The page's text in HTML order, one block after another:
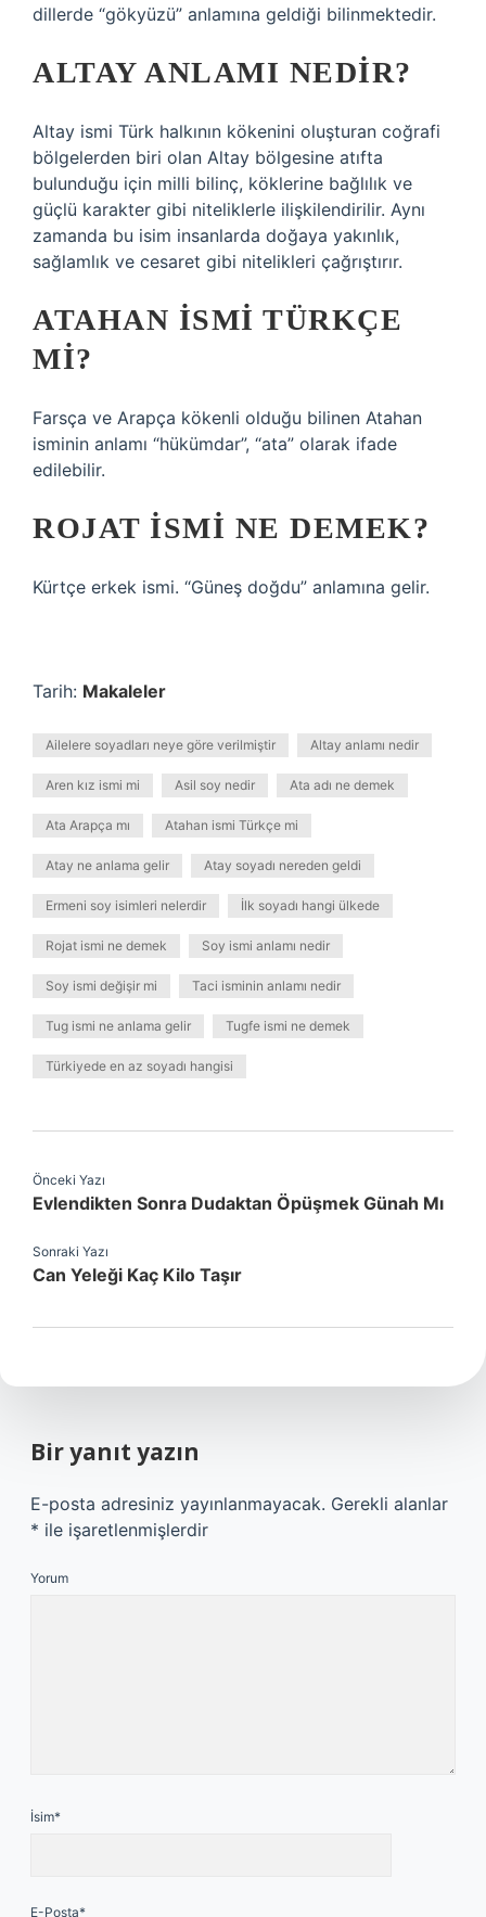
dillerde “gökyüzü” anlamına geldiği bilinmektedir.
ALTAY ANLAMI NEDIR?
Altay ismi Türk halkının kökenini oluşturan coğrafi
bölgelerden biri olan Altay bölgesine atıfta
bulunduğu için milli bilinç, köklerine bağlılık ve
güçlü karakter gibi niteliklerle ilişkilendirilir. Aynı
zamanda bu isim insanlarda doğaya yakınlık,
sağlamlık ve cesaret gibi nitelikleri çağrıştırır.
ATAHAN ISMI TÜRKÇE
MI?
Farsça ve Arapça kökenli olduğu bilinen Atahan
isminin anlamı “hükümdar”, “ata” olarak ifade
edilebilir.
ROJAT ISMI NE DEMEK?
Kürtçe erkek ismi. “Güneş doğdu” anlamına gelir.
Tarih: Makaleler
Ailelere soyadları neye göre verilmiştir Altay anlamı nedir
Aren kız ismi mi Asil soy nedir Ata adı ne demek
Ata Arapça mı Atahan ismi Türkçe mi
Atay ne anlama gelir Atay soyadı nereden geldi
Ermeni soy isimleri nelerdir İlk soyadı hangi ülkede
Rojat ismi ne demek Soy ismi anlamı nedir
Soy ismi değişir mi Taci isminin anlamı nedir
Tug ismi ne anlama gelir Tugfe ismi ne demek
Türkiyede en az soyadı hangisi
Önceki Yazı
Evlendikten Sonra Dudaktan Öpüşmek Günah Mı
Sonraki Yazı
Can Yeleği Kaç Kilo Taşır
Bir yanıt yazın
E-posta adresiniz yayınlanmayacak. Gerekli alanlar
* ile işaretlenmişlerdir
Yorum
İsim*
E-Posta*